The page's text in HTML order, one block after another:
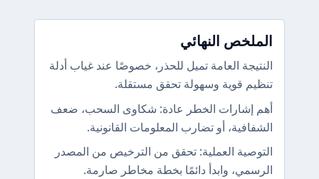
الملخص النهائي
النتيجة العامة تميل للحذر، خصوصًا عند غياب أدلة
تنظيم قوية وسهولة تحقق مستقلة.
أهم إشارات الخطر عادة: شكاوى السحب، ضعف
الشفافية، أو تضارب المعلومات القانونية.
التوصية العملية: تحقق من الترخيص من المصدر
الرسمي، وابدأ دائمًا بخطة مخاطر صارمة.